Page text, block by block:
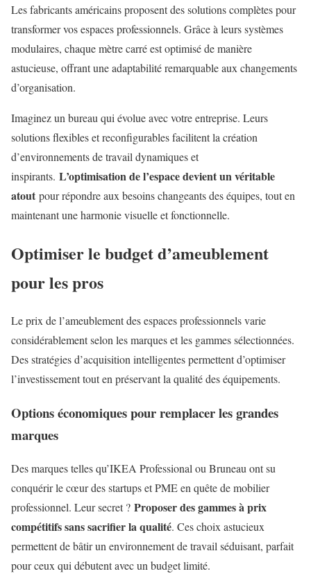
Les fabricants américains proposent des solutions complètes pour
transformer vos espaces professionnels. Grâce à leurs systèmes
modulaires, chaque mètre carré est optimisé de manière
astucieuse, offrant une adaptabilité remarquable aux changements
d’organisation.
Imaginez un bureau qui évolue avec votre entreprise. Leurs
solutions flexibles et reconfigurables facilitent la création
d’environnements de travail dynamiques et
inspirants. L’optimisation de l’espace devient un véritable
atout pour répondre aux besoins changeants des équipes, tout en
maintenant une harmonie visuelle et fonctionnelle.
Optimiser le budget d’ameublement
pour les pros
Le prix de l’ameublement des espaces professionnels varie
considérablement selon les marques et les gammes sélectionnées.
Des stratégies d’acquisition intelligentes permettent d’optimiser
l’investissement tout en préservant la qualité des équipements.
Options économiques pour remplacer les grandes
marques
Des marques telles qu’IKEA Professional ou Bruneau ont su
conquérir le cœur des startups et PME en quête de mobilier
professionnel. Leur secret ? Proposer des gammes à prix
compétitifs sans sacrifier la qualité. Ces choix astucieux
permettent de bâtir un environnement de travail séduisant, parfait
pour ceux qui débutent avec un budget limité.